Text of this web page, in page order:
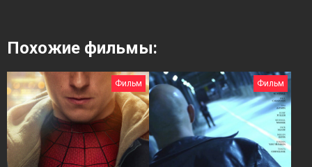
Похожие фильмы:
Фильм Фильм